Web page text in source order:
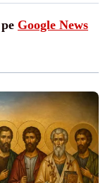
Google News